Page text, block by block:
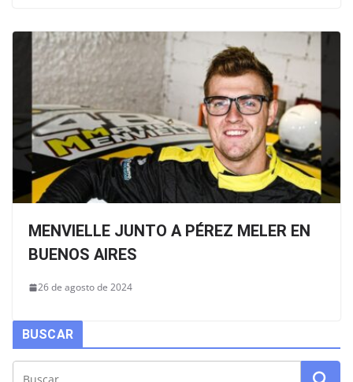
MENVIELLE JUNTO A PÉREZ MELER EN
BUENOS AIRES
26 de agosto de 2024
BUSCAR